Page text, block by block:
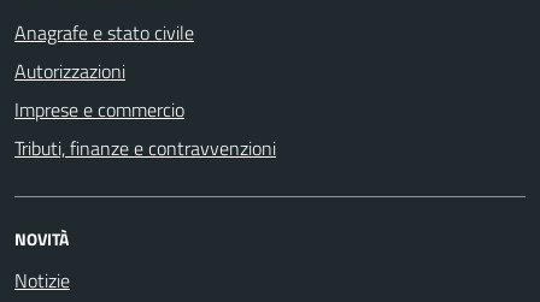
Anagrafe e stato civile
Autorizzazioni
Imprese e commercio
Tributi, finanze e contravvenzioni
NOVITÀ
Notizie